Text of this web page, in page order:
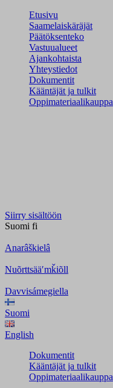
Etusivu
Saamelaiskäräjät
Päätöksenteko
Vastuualueet
Ajankohtaista
Yhteystiedot
Dokumentit
Kääntäjät ja tulkit
Oppimateriaalikauppa
Siirry sisältöön
Suomi fi
Anarâškielâ
Nuõrttsääʹmǩiõll
Davvisámegiella
Suomi
English
Dokumentit
Kääntäjät ja tulkit
Oppimateriaalikauppa